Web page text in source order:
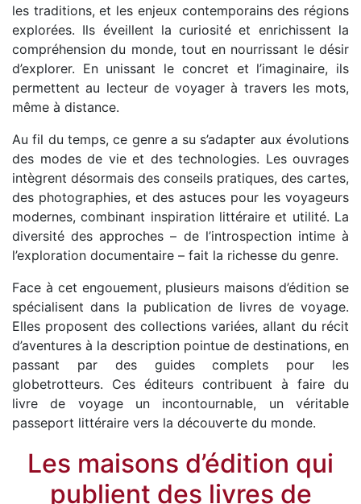
les traditions, et les enjeux contemporains des régions
explorées. Ils éveillent la curiosité et enrichissent la
compréhension du monde, tout en nourrissant le désir
d’explorer. En unissant le concret et l’imaginaire, ils
permettent au lecteur de voyager à travers les mots,
même à distance.
Au fil du temps, ce genre a su s’adapter aux évolutions
des modes de vie et des technologies. Les ouvrages
intègrent désormais des conseils pratiques, des cartes,
des photographies, et des astuces pour les voyageurs
modernes, combinant inspiration littéraire et utilité. La
diversité des approches – de l’introspection intime à
l’exploration documentaire – fait la richesse du genre.
Face à cet engouement, plusieurs maisons d’édition se
spécialisent dans la publication de livres de voyage.
Elles proposent des collections variées, allant du récit
d’aventures à la description pointue de destinations, en
passant par des guides complets pour les
globetrotteurs. Ces éditeurs contribuent à faire du
livre de voyage un incontournable, un véritable
passeport littéraire vers la découverte du monde.
Les maisons d’édition qui
publient des livres de